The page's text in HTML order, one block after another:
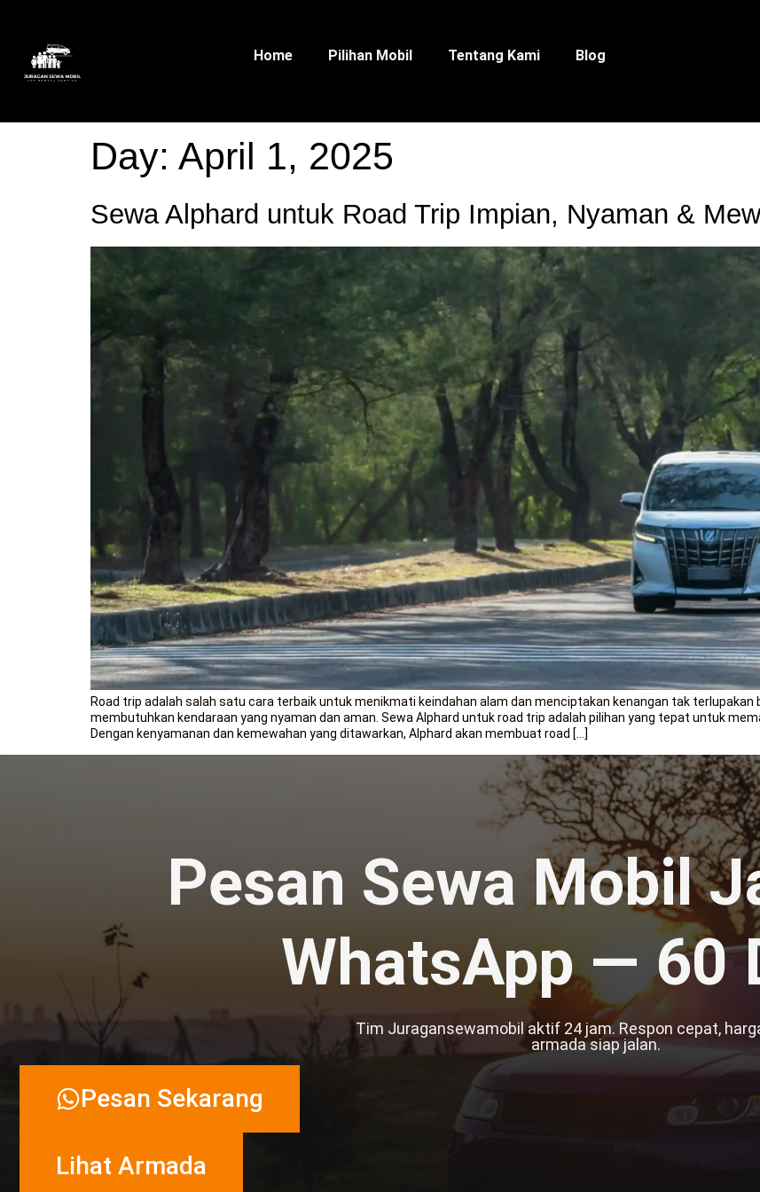
Home Pilihan Mobil Tentang Kami Blog
Day: April 1, 2025
Sewa Alphard untuk Road Trip Impian, Nyaman &
Road trip adalah salah satu cara terbaik untuk menikmati keindahan alam dan menciptakan kenangan tak
membutuhkan kendaraan yang nyaman dan aman. Sewa Alphard untuk road trip adalah pilihan yang tepat untuk
Dengan kenyamanan dan kemewahan yang ditawarkan, Alphard akan membuat road […]
Pesan Sewa Mobil
WhatsApp — 60
Tim Juragansewamobil aktif 24 jam. Respon cepat,
armada siap jalan.
Pesan Sekarang
Lihat Armada